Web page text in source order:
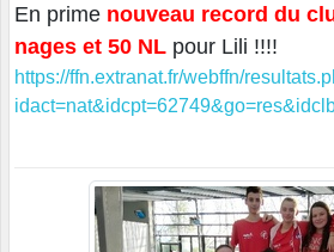
En prime nouveau record du
nages et 50 NL pour Lili !!!!
https://ffn.extranat.fr/webffn/